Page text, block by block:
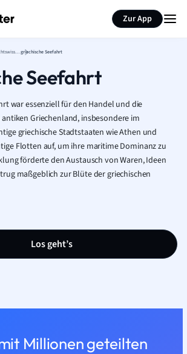
Zur App
Griechische Geschichtswissenschaftgriechische Seefahrt
Seefahrt
war essenziell für den Handel und die
Griechenland, insbesondere im
griechische Stadtstaaten wie Athen und
Flotten auf, um ihre maritime Dominanz zu
förderte den Austausch von Waren, Ideen
maßgeblich zur Blüte der griechischen
Los geht’s
Millionen geteilten
Seite zusammenfassen